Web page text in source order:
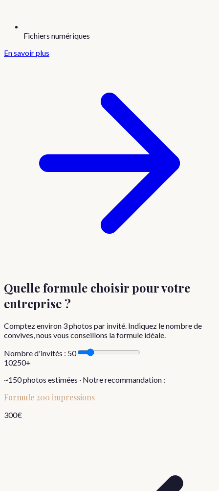
Fichiers numériques
En savoir plus
Quelle formule choisirpour votre
entreprise ?
Comptez environ 3photos par invité. Indiquez le nombre de
convives, nous vous conseillons la formule idéale.
Nombre d'invités : 50
10250+
~150photos estimées · Notre recommandation :
Formule 200 impressions
300€